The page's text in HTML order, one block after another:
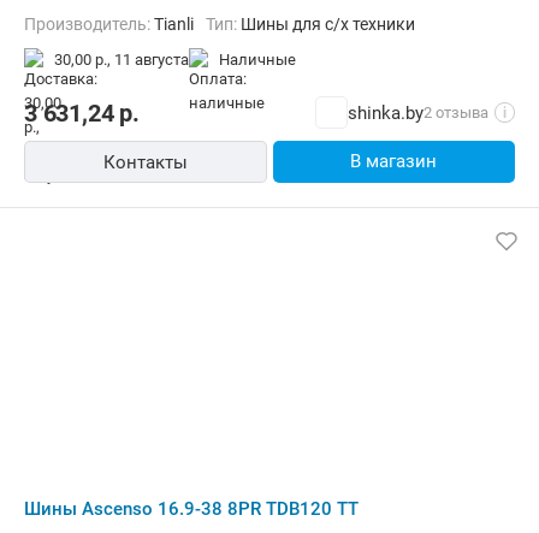
Производитель:Tianli Тип: Шины для с/х техники
30,00 р., 11 августа наличные
3 631,24р. shinka.by2 отзыва i
Контакты В магазин
Шины Ascenso 16.9-38 8PR TDB120 TT